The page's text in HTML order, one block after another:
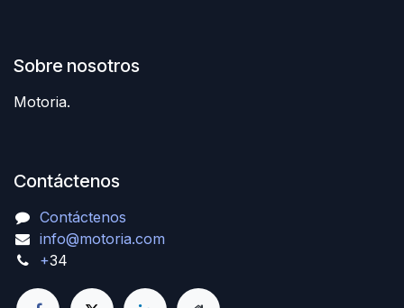
Sobre nosotros
Motoria.
Contáctenos
Contáctenos
info@motoria.com
+34